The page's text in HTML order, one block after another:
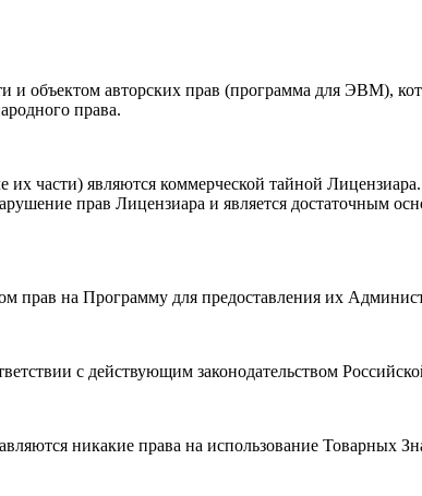
и объектом авторских прав (программа для ЭВМ),
права.
части) являются коммерческой тайной
прав Лицензиара и является достаточным
прав на Программу для предоставления их
с действующим законодательством
никакие права на использование Товарных